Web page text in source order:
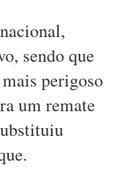
sendo que
perigoso
um remate